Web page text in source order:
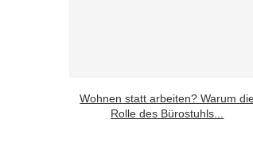
Wohnen statt arbeiten? Warum
Rolle des Bürostuhls...